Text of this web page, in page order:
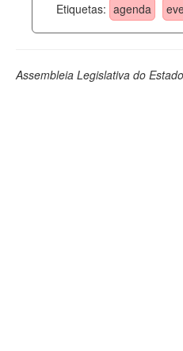
Perguntas frequentes
Etiquetas: agenda
Assembleia Legislativa do